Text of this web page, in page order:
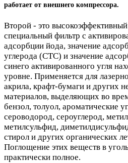
работает от внешнего компрессора.
Второй - это
специальный фильтр с
адсорбции йода, значение
углерода (CTC) и значение
синего активированного угля
уровне. Применяется для
акрила, крафт-бумаги и других
материалов, выделяющих во
бензол, толуол, ароматические
сероводород, сероуглерод,
метилсульфид,
стирол и других органических
Поглощение этих веществ в
практически полное.